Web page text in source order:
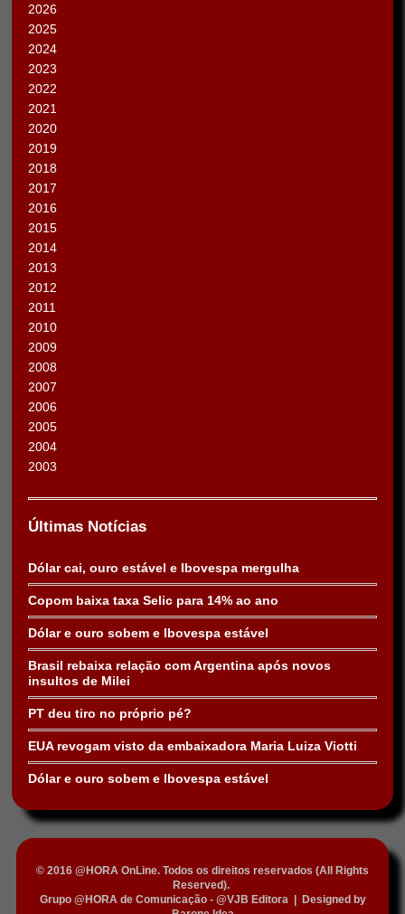
2026
2025
2024
2023
2022
2021
2020
2019
2018
2017
2016
2015
2014
2013
2012
2011
2010
2009
2008
2007
2006
2005
2004
2003
Últimas Notícias
Dólar cai, ouro estável e Ibovespa mergulha
Copom baixa taxa Selic para 14% ao ano
Dólar e ouro sobem e Ibovespa estável
Brasil rebaixa relação com Argentina após novos
insultos de Milei
PT deu tiro no próprio pé?
EUA revogam visto da embaixadora Maria Luiza Viotti
Dólar e ouro sobem e Ibovespa estável
© 2016 @HORA OnLine. Todos os direitos reservados (All Rights
Reserved).
Grupo @HORA de Comunicação - @VJB Editora|
Designed by